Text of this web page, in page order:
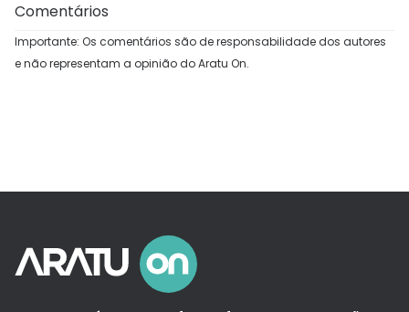
Comentários
Importante: Os comentários são de responsabilidade dos autores
e não representam a opinião do Aratu On.